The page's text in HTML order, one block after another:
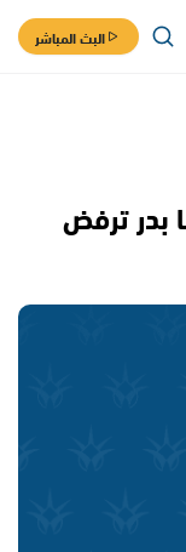
البث المباشر
بدر ترفض